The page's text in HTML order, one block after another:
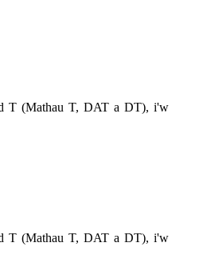
T (Mathau T, DAT a DT), i'w
T (Mathau T, DAT a DT), i'w